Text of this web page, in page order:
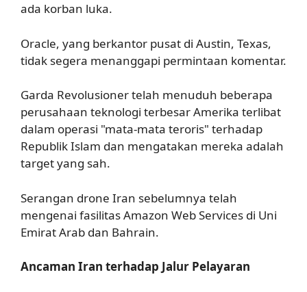
ada korban luka.
Oracle, yang berkantor pusat di Austin, Texas,
tidak segera menanggapi permintaan komentar.
Garda Revolusioner telah menuduh beberapa
perusahaan teknologi terbesar Amerika terlibat
dalam operasi "mata-mata teroris" terhadap
Republik Islam dan mengatakan mereka adalah
target yang sah.
Serangan drone Iran sebelumnya telah
mengenai fasilitas Amazon Web Services di Uni
Emirat Arab dan Bahrain.
Ancaman Iran terhadap Jalur Pelayaran